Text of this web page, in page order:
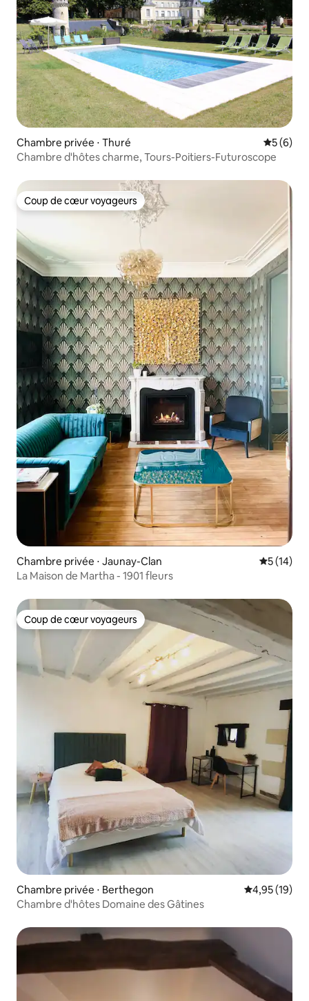
Chambre privée ⋅ Thuré
5 (6)
Chambre d'hôtes charme, Tours-Poitiers-Futuroscope
Coup de cœur voyageurs
Coup de cœur voyageurs
Chambre privée ⋅ Jaunay-Clan
5 (14)
La Maison de Martha - 1901 fleurs
Coup de cœur voyageurs
Coup de cœur voyageurs
Chambre privée ⋅ Berthegon Évaluation
4,95 (19)
Chambre d'hôtes Domaine des Gâtines